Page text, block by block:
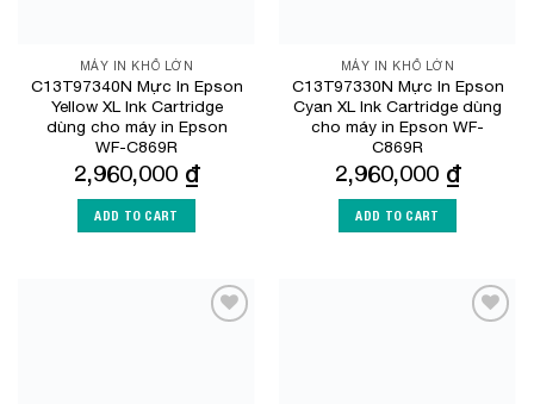
MÁY IN KHỔ LỚN
C13T97340N Mực In Epson
Yellow XL Ink Cartridge
dùng cho máy in Epson
WF-C869R
2,960,000 ₫
ADD TO CART
MÁY IN KHỔ LỚN
C13T97330N Mực In Epson
Cyan XL Ink Cartridge dùng
cho máy in Epson WF-
C869R
2,960,000 ₫
ADD TO CART